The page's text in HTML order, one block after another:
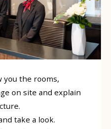
you the rooms,
on site and explain
take a look.